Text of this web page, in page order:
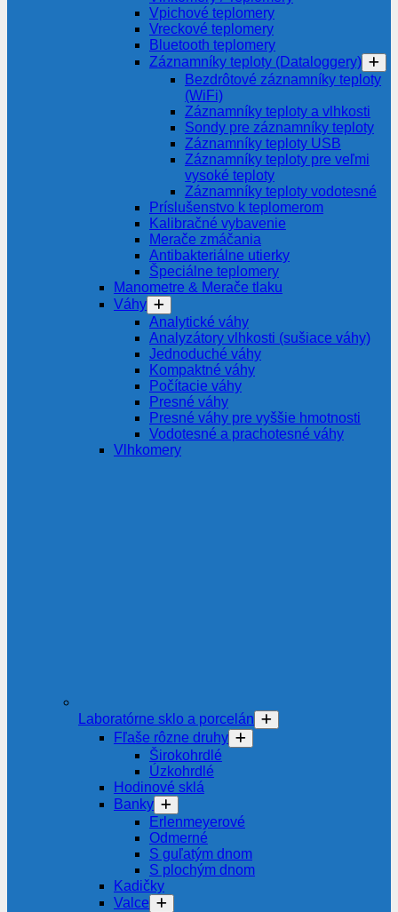
Vpichové teplomery
Vreckové teplomery
Bluetooth teplomery
Záznamníky teploty (Dataloggery)
Bezdrôtové záznamníky teploty
(WiFi)
Záznamníky teploty a vlhkosti
Sondy pre záznamníky teploty
Záznamníky teploty USB
Záznamníky teploty pre veľmi
vysoké teploty
Záznamníky teploty vodotesné
Príslušenstvo k teplomerom
Kalibračné vybavenie
Merače zmáčania
Antibakteriálne utierky
Špeciálne teplomery
Manometre & Merače tlaku
Váhy
Analytické váhy
Analyzátory vlhkosti (sušiace váhy)
Jednoduché váhy
Kompaktné váhy
Počítacie váhy
Presné váhy
Presné váhy pre vyššie hmotnosti
Vodotesné a prachotesné váhy
Vlhkomery
Laboratórne sklo a porcelán
Fľaše rôzne druhy
Širokohrdlé
Úzkohrdlé
Hodinové sklá
Banky
Erlenmeyerové
Odmerné
S guľatým dnom
S plochým dnom
Kadičky
Valce